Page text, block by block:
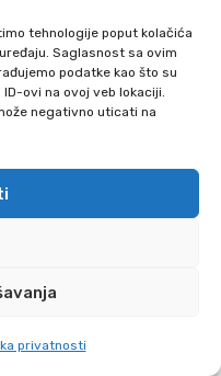
tehnologije poput kolačića
Saglasnost sa ovim
podatke kao što su
ovi na ovoj veb lokaciji.
negativno uticati na
privatnosti
CART MOJ NALOG